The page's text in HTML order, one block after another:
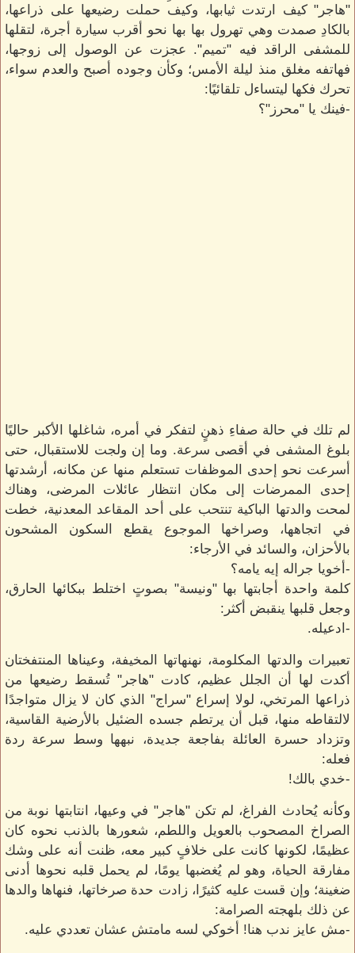
"هاجر" كيف ارتدت ثيابها، وكيف حملت رضيعها على ذراعها،
بالكادِ صمدت وهي تهرول بها بها نحو أقرب سيارة أجرة، لتقلها
للمشفى الراقد فيه "تميم". عجزت عن الوصول إلى زوجها،
فهاتفه مغلق منذ ليلة الأمس؛ وكأن وجوده أصبح والعدم سواء،
تحرك فكها ليتساءل تلقائيًا:
-فينك يا "محرز"؟
لم تلك في حالة صفاءِ ذهنٍ لتفكر في أمره، شاغلها الأكبر حاليًا
بلوغ المشفى في أقصى سرعة. وما إن ولجت للاستقبال، حتى
أسرعت نحو إحدى الموظفات تستعلم منها عن مكانه، أرشدتها
إحدى الممرضات إلى مكان انتظار عائلات المرضى، وهناك
لمحت والدتها الباكية تنتحب على أحد المقاعد المعدنية، خطت
في اتجاهها، وصراخها الموجوع يقطع السكون المشحون
بالأحزان، والسائد في الأرجاء:
-أخويا جراله إيه يامه؟
كلمة واحدة أجابتها بها "ونيسة" بصوتٍ اختلط ببكائها الحارق،
وجعل قلبها ينقبض أكثر:
-ادعيله.
تعبيرات والدتها المكلومة، نهنهاتها المخيفة، وعيناها المنتفختان
أكدت لها أن الجلل عظيم، كادت "هاجر" تُسقط رضيعها من
ذراعها المرتخي، لولا إسراع "سراج" الذي كان لا يزال متواجدًا
لالتقاطه منها، قبل أن يرتطم جسده الضئيل بالأرضية القاسية،
وتزداد حسرة العائلة بفاجعة جديدة، نبهها وسط سرعة ردة
فعله:
-خدي بالك!
وكأنه يُحادث الفراغ، لم تكن "هاجر" في وعيها، انتابتها نوبة من
الصراخ المصحوب بالعويل واللطم، شعورها بالذنب نحوه كان
عظيمًا، لكونها كانت على خلافٍ كبير معه، ظنت أنه على وشك
مفارقة الحياة، وهو لم يُغضبها يومًا، لم يحمل قلبه نحوها أدنى
ضغينة؛ وإن قست عليه كثيرًا، زادت حدة صرخاتها، فنهاها والدها
عن ذلك بلهجته الصرامة:
-مش عايز ندب هنا! أخوكي لسه مامتش عشان تعددي عليه.